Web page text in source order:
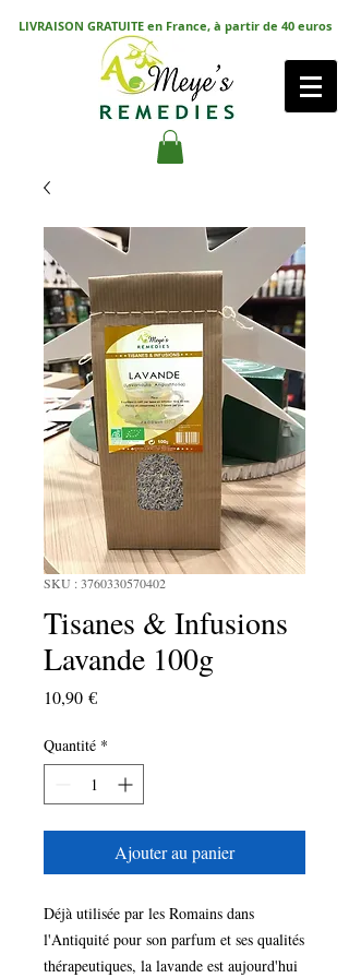
LIVRAISON GRATUITE en France, à partir de 40 euros
SKU : 3760330570402
Tisanes & Infusions
Lavande 100g
10,90 €Prix
Quantité *
Ajouter au panier
Déjà utilisée par les Romains dans
l'Antiquité pour son parfum et ses qualités
thérapeutiques, la lavande est aujourd'hui